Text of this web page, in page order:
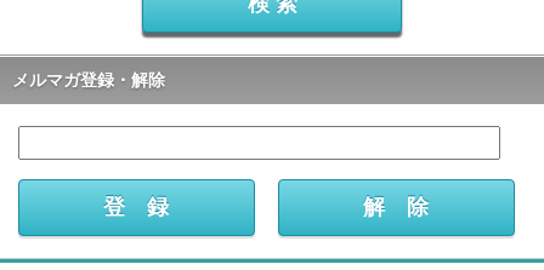
メルマガ登録・解除